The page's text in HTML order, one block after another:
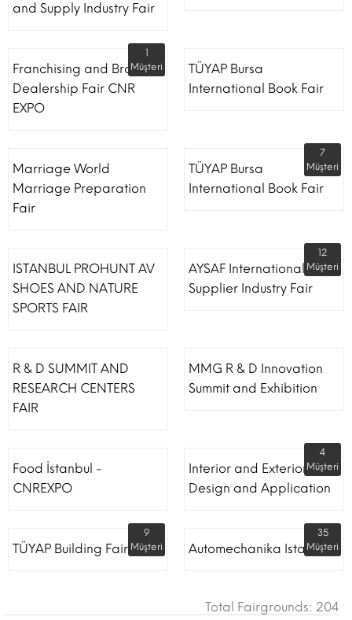
and Supply Industry Fair
Franchising and Brand
Dealership Fair CNR
EXPO
1
Müşteri
TÜYAP Bursa
International Book Fair
Marriage World
Marriage Preparation
Fair
TÜYAP Bursa
International Book Fair
7
Müşteri
ISTANBUL PROHUNT AV
SHOES AND NATURE
SPORTS FAIR
AYSAF International Shoe
Supplier Industry Fair
12
Müşteri
R & D SUMMIT AND
RESEARCH CENTERS
FAIR
MMG R & D Innovation
Summit and Exhibition
Food İstanbul -
CNREXPO
Interior and Exterior
Design and Application
4
Müşteri
TÜYAP Building Fair
9
Müşteri
Automechanika Istanbul
35
Müşteri
Total Fairgrounds: 204